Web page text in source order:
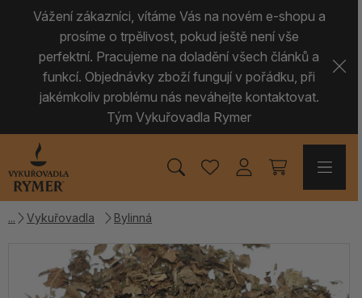
Vážení zákazníci, vítáme Vás na novém e-shopu a
prosíme o trpělivost, pokud ještě není vše
perfektní. Pracujeme na doladění všech článků a
funkcí. Objednávky zboží fungují v pořádku, při
jakémkoliv problému nás neváhejte kontaktovat.
Tým Vykuřovadla Rymer
Vykuřovadla Bylinná